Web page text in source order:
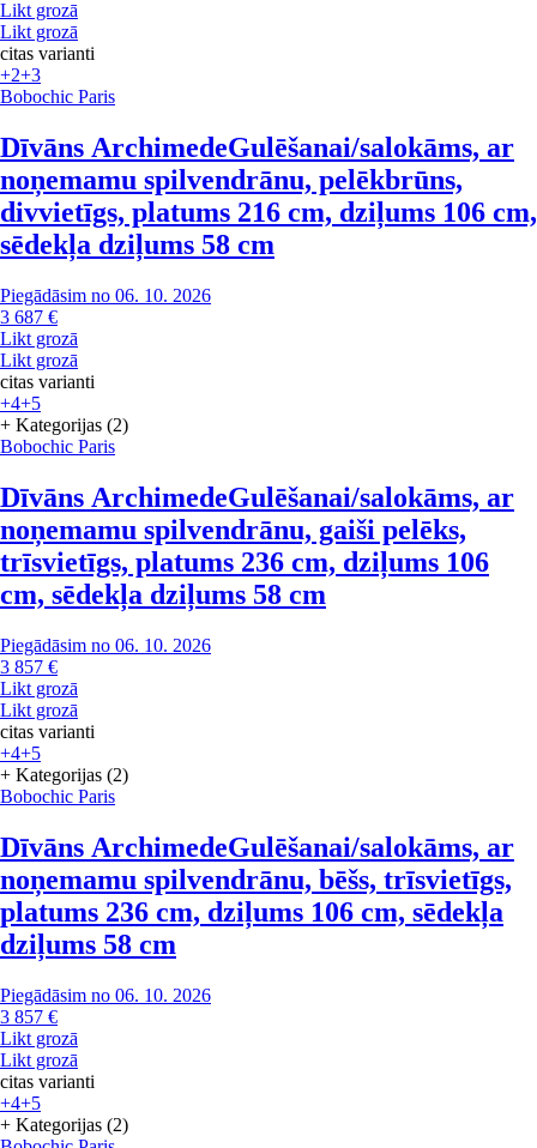
Likt grozā
Likt grozā
citas varianti
+2+3
Bobochic Paris
Dīvāns ArchimedeGulēšanai/salokāms, ar
noņemamu spilvendrānu, pelēkbrūns,
divvietīgs, platums 216 cm, dziļums 106 cm,
sēdekļa dziļums 58 cm
Piegādāsim no 06. 10. 2026
3 687 €
Likt grozā
Likt grozā
citas varianti
+4+5
+ Kategorijas (2)
Bobochic Paris
Dīvāns ArchimedeGulēšanai/salokāms, ar
noņemamu spilvendrānu, gaiši pelēks,
trīsvietīgs, platums 236 cm, dziļums 106
cm, sēdekļa dziļums 58 cm
Piegādāsim no 06. 10. 2026
3 857 €
Likt grozā
Likt grozā
citas varianti
+4+5
+ Kategorijas (2)
Bobochic Paris
Dīvāns ArchimedeGulēšanai/salokāms, ar
noņemamu spilvendrānu, bēšs, trīsvietīgs,
platums 236 cm, dziļums 106 cm, sēdekļa
dziļums 58 cm
Piegādāsim no 06. 10. 2026
3 857 €
Likt grozā
Likt grozā
citas varianti
+4+5
+ Kategorijas (2)